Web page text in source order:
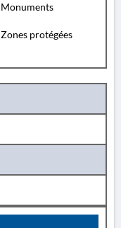
Monuments
Zones protégées